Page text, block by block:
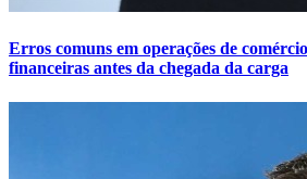
Erros comuns em operações de
financeiras antes da chegada da carga